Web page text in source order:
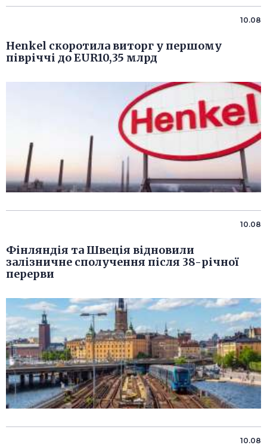
10.08
Henkel скоротила виторг у першому
півріччі до EUR10,35 млрд
10.08
Фінляндія та Швеція відновили
залізничне сполучення після 38-річної
перерви
10.08